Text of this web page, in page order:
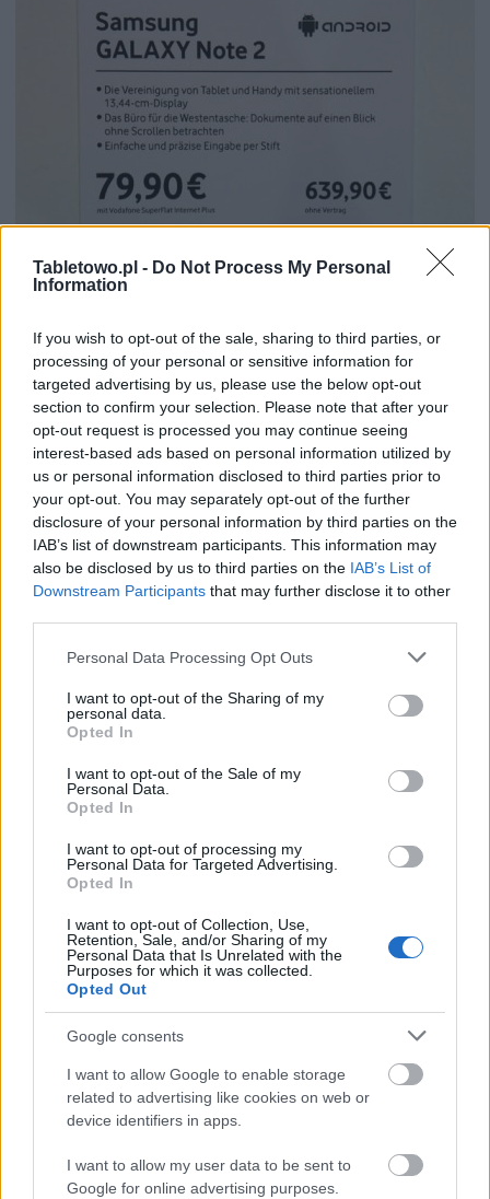
Tabletowo.pl - Do Not Process My Personal
Information
If you wish to opt-out of the sale, sharing to third parties, or
processing of your personal or sensitive information for
targeted advertising by us, please use the below opt-out
section to confirm your selection. Please note that after your
opt-out request is processed you may continue seeing
interest-based ads based on personal information utilized by
us or personal information disclosed to third parties prior to
your opt-out. You may separately opt-out of the further
disclosure of your personal information by third parties on the
IAB’s list of downstream participants. This information may
also be disclosed by us to third parties on the IAB’s List of
Downstream Participants that may further disclose it to other
Please note that this website/app uses one or more Google
not limited to your visit or usage behaviour. You may click to
grant or deny consent to Google and its third-party tags to
use your data for below specified purposes in below Google
consent section.
Personal Data Processing Opt Outs
I want to opt-out of the Sharing of my
personal data.
Opted In
I want to opt-out of the Sale of my
Personal Data.
Opted In
I want to opt-out of processing my
Personal Data for Targeted Advertising.
Opted In
I want to opt-out of Collection, Use,
Retention, Sale, and/or Sharing of my
Personal Data that Is Unrelated with the
Purposes for which it was collected.
Opted Out
Google consents
I want to allow Google to enable storage
related to advertising like cookies on web or
device identifiers in apps.
I want to allow my user data to be sent to
Google for online advertising purposes.
viaThe Verge,Engadget
DodajTabletowojako preferowane źródło w
Google
Nasze artykuły będą częściej pojawiać się w Twoich wynikach
Udostępnij Udostępnij UdostępnijUdostępnij
Jarosław Morawski
© 2026 Tabletowo.pl. Wszelkie prawa zastrzeżone. K
KONTAKT
REDAKCJA
POLITYKA PRYWATNOŚCI